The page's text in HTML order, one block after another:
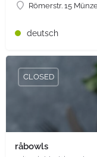
Römerstr. 15
deutsch
råbowls
CLOSED